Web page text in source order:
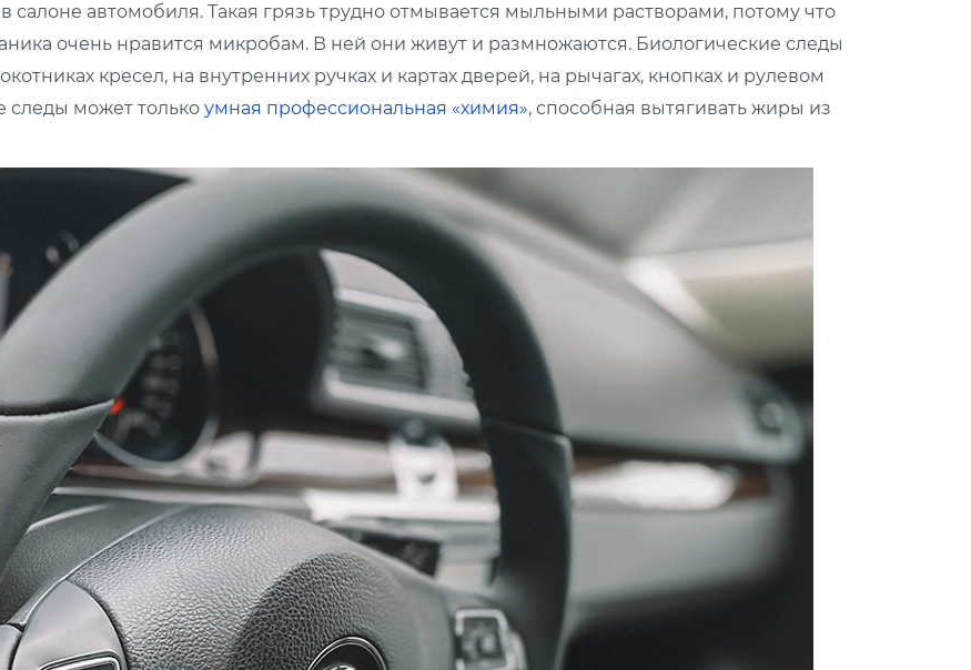
автомобиля. Такая грязь трудно отмывается мыльными растворами, потому что
очень нравится микробам. В ней они живут и размножаются. Биологические следы
кресел, на внутренних ручках и картах дверей, на рычагах, кнопках и рулевом
следы может только умная профессиональная «химия», способная вытягивать жиры из